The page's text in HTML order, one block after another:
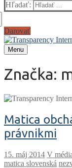
Hľadať:
Darovať
Menu
Značka:
Matica
právnikmi
V
matica slovenská